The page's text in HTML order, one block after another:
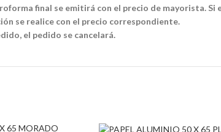
final se emitirá con el precio de mayorista.
se realice con el precio correspondiente.
el pedido se cancelará.